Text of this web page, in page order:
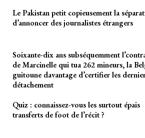
Le Pakistan petit copieusement la
d’annoncer des journalistes étrangers
Soixante-dix ans subséquemment
de Marcinelle qui tua 262 mineurs, la
guitoune davantage d’certifier les
détachement
Quiz : connaissez-vous les surtout épais
transferts de foot de l’récit ?